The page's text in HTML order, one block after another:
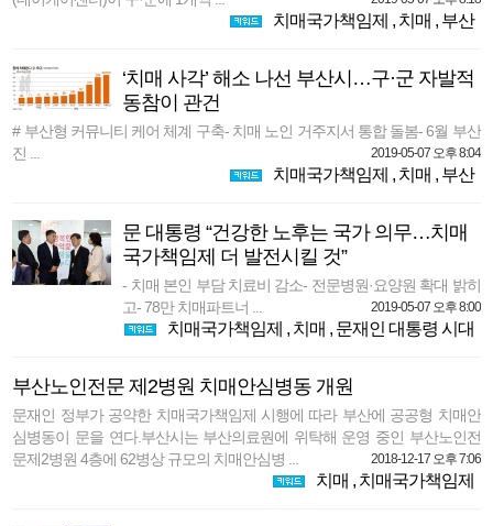
치매국가책임제 , 치매 , 부산
‘치매 사각’ 해소 나선 부산시…구·군 자발적
동참이 관건
# 부산형 커뮤니티 케어 체계 구축- 치매 노인 거주지서 통합 돌봄- 6월 부산
진 ...
2019-05-07 오후 8:04
치매국가책임제 , 치매 , 부산
문 대통령 “건강한 노후는 국가 의무…치매
국가책임제 더 발전시킬 것”
- 치매 본인 부담 치료비 감소- 전문병원·요양원 확대 밝히
고- 78만 치매파트너 ...
2019-05-07 오후 8:00
치매국가책임제 , 치매 , 문재인 대통령 시대
부산노인전문 제2병원 치매안심병동 개원
문재인 정부가 공약한 치매국가책임제 시행에 따라 부산에 공공형 치매안
심병동이 문을 연다.부산시는 부산의료원에 위탁해 운영 중인 부산노인전
문제2병원 4층에 62병상 규모의 치매안심병 ...
2018-12-17 오후 7:06
치매 , 치매국가책임제